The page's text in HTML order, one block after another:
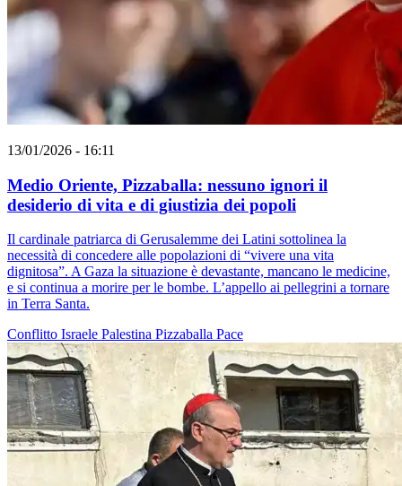
13/01/2026 - 16:11
Medio Oriente, Pizzaballa: nessuno ignori il
desiderio di vita e di giustizia dei popoli
Il cardinale patriarca di Gerusalemme dei Latini sottolinea la
necessità di concedere alle popolazioni di “vivere una vita
dignitosa”. A Gaza la situazione è devastante, mancano le medicine,
e si continua a morire per le bombe. L’appello ai pellegrini a tornare
in Terra Santa.
Conflitto Israele Palestina Pizzaballa Pace